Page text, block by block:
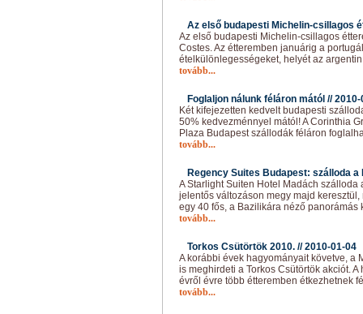
Az első budapesti Michelin-csillagos
Az első budapesti Michelin-csillagos
Costes. Az étteremben januárig a
ételkülönlegességeket, helyét az
tovább...
Foglaljon nálunk féláron mától //2010-
Két kifejezetten kedvelt budapesti
50% kedvezménnyel mától! A Corinthia
Plaza Budapest szállodák féláron
tovább...
Regency Suites Budapest: szálloda
A Starlight Suiten Hotel Madách
jelentős változáson megy majd
egy 40 fős, a Bazilikára néző panorámás
tovább...
Torkos Csütörtök 2010. //2010-01-04
A korábbi évek hagyományait követve, a
is meghirdeti a Torkos Csütörtök akciót.
évről évre több étteremben étkezhetnek
tovább...